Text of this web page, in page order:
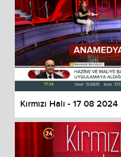
Kırmızı Halı - 17 08 2024